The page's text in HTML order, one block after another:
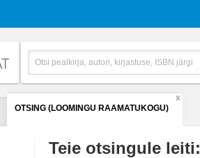
OTSING (LOOMINGU RAAMATUKOGU)
X
Teie otsingule leiti: